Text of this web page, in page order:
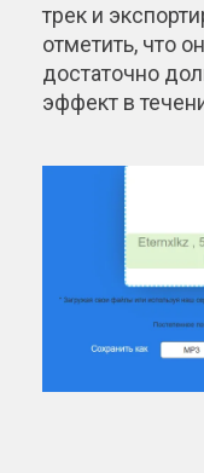
трек и
отметить, что
достаточно
эффект в